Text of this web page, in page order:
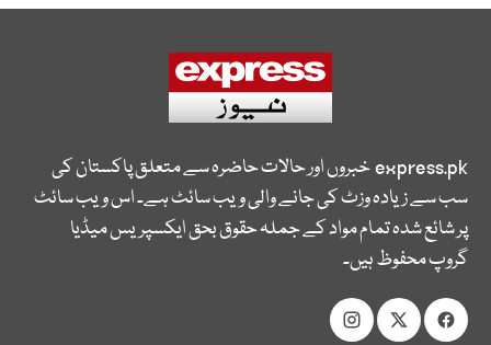
express.pkخبروں اور حالات حاضرہ سے متعلق پاکستان کی
سب سے زیادہ وزٹ کی جانے والی ویب سائٹ ہے۔ اس ویب سائٹ
پر شائع شدہ تمام مواد کے جملہ حقوق بحق ایکسپریس میڈیا
گروپ محفوظ ہیں۔